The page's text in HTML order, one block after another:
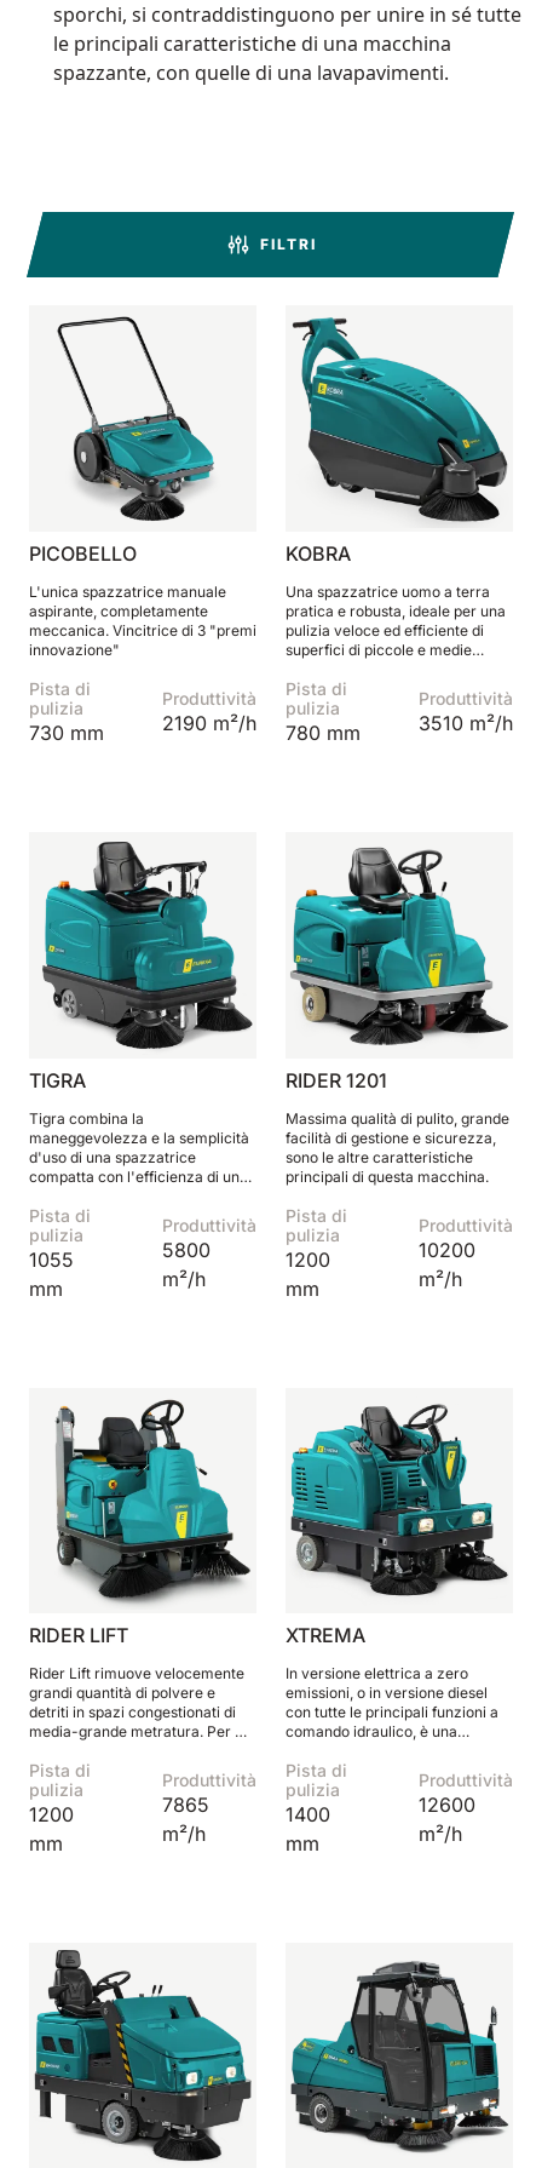
sporchi, si contraddistinguono per unire in sé tutte
le principali caratteristiche di una macchina
spazzante, con quelle di una lavapavimenti.
FILTRI
PICOBELLO
L'unica spazzatrice manuale
aspirante, completamente
meccanica. Vincitrice di 3 "premi
innovazione"
Pista di
pulizia
730 mm
Produttività
2190 m²/h
KOBRA
Una spazzatrice uomo a terra
pratica e robusta, ideale per una
pulizia veloce ed efficiente di
superfici di piccole e medie
Pista di
pulizia
780 mm
Produttività
3510 m²/h
TIGRA
Tigra combina la
maneggevolezza e la semplicità
d'uso di una spazzatrice
compatta con l'efficienza di una
Pista di
pulizia
1055
mm
Produttività
5800
m²/h
RIDER 1201
Massima qualità di pulito, grande
facilità di gestione e sicurezza,
sono le altre caratteristiche
principali di questa macchina.
Pista di
pulizia
1200
mm
Produttività
10200
m²/h
RIDER LIFT
Rider Lift rimuove velocemente
grandi quantità di polvere e
detriti in spazi congestionati di
media-grande metratura. Per chi
Pista di
pulizia
1200
mm
Produttività
7865
m²/h
XTREMA
In versione elettrica a zero
emissioni, o in versione diesel
con tutte le principali funzioni a
comando idraulico, è una
Pista di
pulizia
1400
mm
Produttività
12600
m²/h